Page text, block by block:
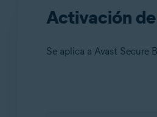
Activación
Se aplica a Avast Secure